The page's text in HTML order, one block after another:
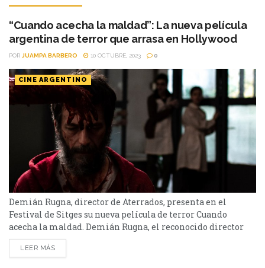
“Cuando acecha la maldad”: La nueva película
argentina de terror que arrasa en Hollywood
POR JUAMPA BARBERO 10 OCTUBRE, 2023 0
CINE ARGENTINO
Demián Rugna, director de Aterrados, presenta en el
Festival de Sitges su nueva película de terror Cuando
acecha la maldad. Demián Rugna, el reconocido director
argentino detrás de películas como Aterrados (2017), No
sabés con quien estás hablando (2016) y Malditos Sean!
LEER MÁS